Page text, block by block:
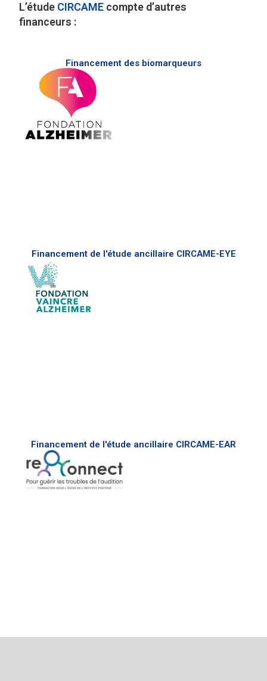
L’étude CIRCAME compte d’autres
financeurs :
Financement des biomarqueurs
Financement de l'étude ancillaire CIRCAME-EYE
Financement de l'étude ancillaire CIRCAME-EAR